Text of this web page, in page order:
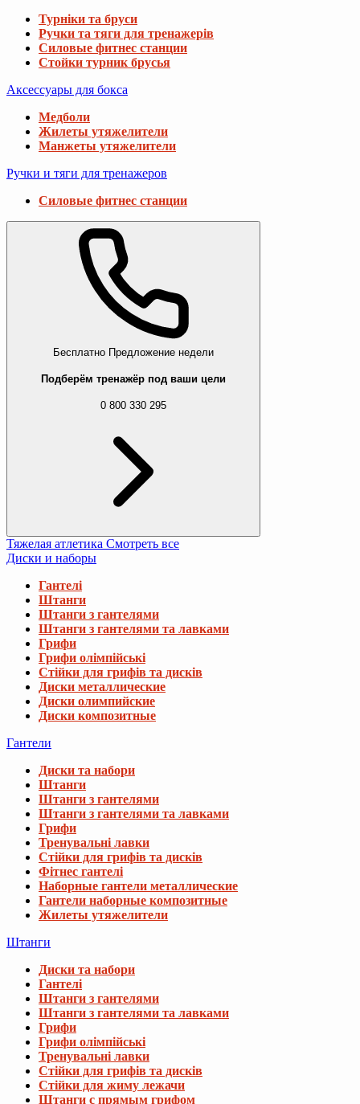
Турніки та бруси
Ручки та тяги для тренажерів
Силовые фитнес станции
Стойки турник брусья
Аксессуары для бокса
Медболи
Жилеты утяжелители
Манжеты утяжелители
Ручки и тяги для тренажеров
Силовые фитнес станции
Бесплатно Предложение недели
Подберём тренажёр под ваши цели
0 800 330 295
Тяжелая атлетика Смотреть все
Диски и наборы
Гантелі
Штанги
Штанги з гантелями
Штанги з гантелями та лавками
Грифи
Грифи олімпійські
Стійки для грифів та дисків
Диски металлические
Диски олимпийские
Диски композитные
Гантели
Диски та набори
Штанги
Штанги з гантелями
Штанги з гантелями та лавками
Грифи
Тренувальні лавки
Стійки для грифів та дисків
Фітнес гантелі
Наборные гантели металлические
Гантели наборные композитные
Жилеты утяжелители
Штанги
Диски та набори
Гантелі
Штанги з гантелями
Штанги з гантелями та лавками
Грифи
Грифи олімпійські
Тренувальні лавки
Стійки для грифів та дисків
Стійки для жиму лежачи
Штанги с прямым грифом